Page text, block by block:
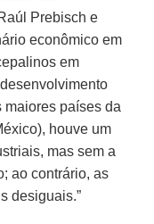
Prebisch e
econômico em
em
países da
houve um
mas sem a
ao contrário, as
desiguais.”